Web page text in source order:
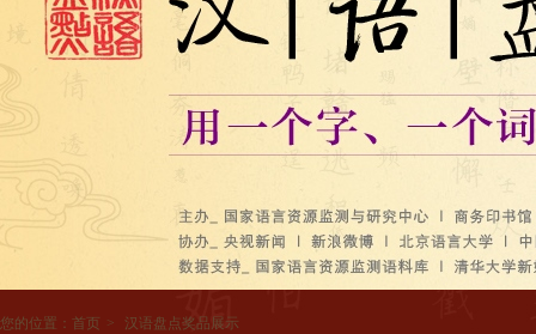
您的位置： 首页 > 汉语盘点奖品展示